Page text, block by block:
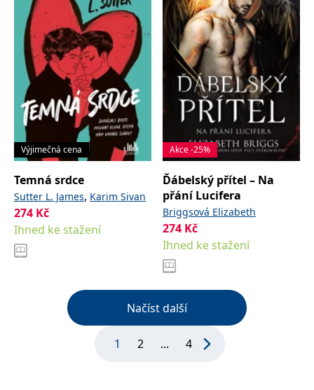
Výjimečná cena
Temná srdce
Sutter L. James, Karim Sivan
274 Kč
Ihned ke stažení
Akce -25%
Ďábelský přítel – Na
přání Lucifera
Briggsová Elizabeth
274 Kč
Ihned ke stažení
Načíst další
1 2 ... 4